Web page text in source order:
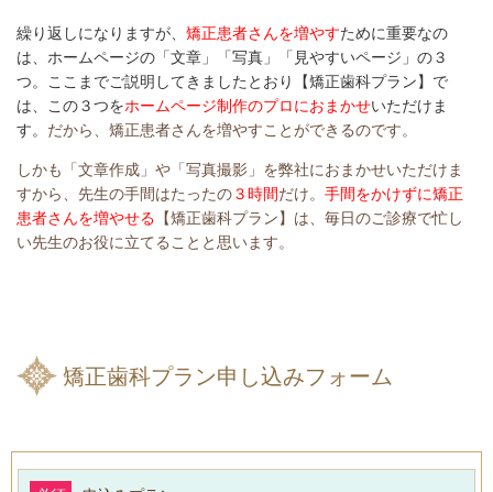
繰り返しになりますが、 矯正患者さんを増やすために重要なの
は、ホームページの「文章」「写真」「見やすいページ」の３
つ。ここまでご説明してきましたとおり【矯正歯科プラン】で
は、この３つをホームページ制作のプロにおまかせいただけま
す。 だから、矯正患者さんを増やすことができるのです。
しかも「文章作成」や「写真撮影」を弊社におまかせいただけま
すから、先生の手間はたったの３時間だけ。 手間をかけずに矯正
患者さんを増やせる 【矯正歯科プラン】は、毎日のご診療で忙し
い先生のお役に立てることと思います。
矯正歯科プラン申し込みフォーム